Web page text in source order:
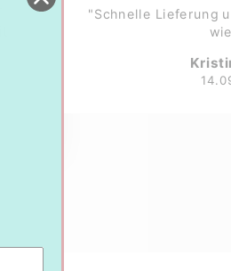
"Schnelle Lieferung